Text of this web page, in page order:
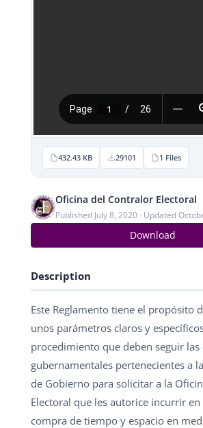
432.43 KB 29101 1 Files
Oficina del Contralor Electoral
Published July 8, 2020 · Updated
Download
Description
Este Reglamento tiene el propósito
unos parámetros claros y
procedimiento que deben seguir las
gubernamentales pertenecientes a
de Gobierno para solicitar a la
Electoral que les autorice incurrir en
compra de tiempo y espacio en